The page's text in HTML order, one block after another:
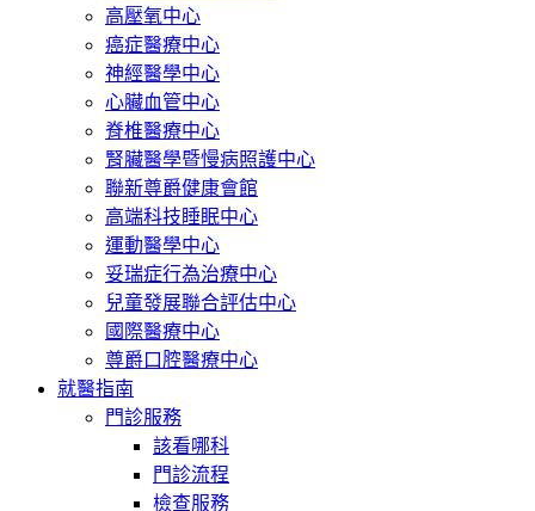
高壓氧中心
癌症醫療中心
神經醫學中心
心臟血管中心
脊椎醫療中心
腎臟醫學暨慢病照護中心
聯新尊爵健康會館
高端科技睡眠中心
運動醫學中心
妥瑞症行為治療中心
兒童發展聯合評估中心
國際醫療中心
尊爵口腔醫療中心
就醫指南
門診服務
該看哪科
門診流程
檢查服務